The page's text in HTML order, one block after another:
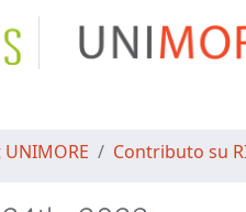
Contributo su